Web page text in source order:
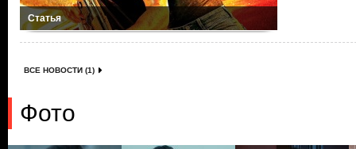
Статья
ВСЕ НОВОСТИ (1)
Фото